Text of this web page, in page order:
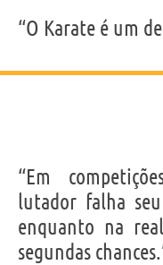
“O Karate é um
“Em
lutador falha
enquanto na
segundas